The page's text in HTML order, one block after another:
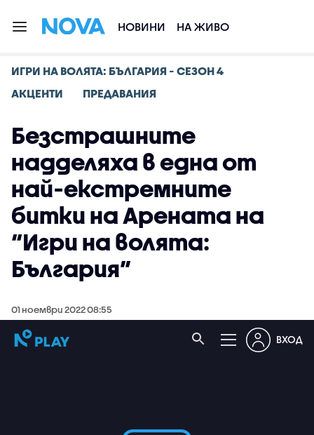
НОВИНИ НА ЖИВО
ИГРИ НА ВОЛЯТА: БЪЛГАРИЯ - СЕЗОН 4
АКЦЕНТИ
ПРЕДАВАНИЯ
Безстрашните
надделяха в една от
най-екстремните
битки на Арената на
“Игри на волята:
България”
01 ноември 2022 08:55